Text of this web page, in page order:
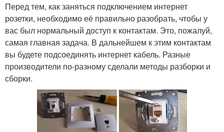
Перед тем, как заняться подключением интернет
розетки, необходимо её правильно разобрать, чтобы у
вас был нормальный доступ к контактам. Это, пожалуй,
самая главная задача. В дальнейшем к этим контактам
вы будете подсоединять интернет кабель. Разные
производители по-разному сделали методы разборки и
сборки.